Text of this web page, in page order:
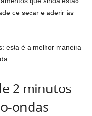
de secar e aderir às
esta é a melhor maneira
2 minutos
ondas